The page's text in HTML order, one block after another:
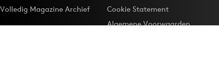
Volledig Magazine Archief
Cookie Statement
Algemene Voorwaarden